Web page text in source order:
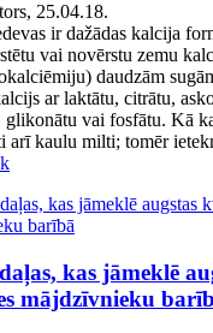
25.04.18.
ir dažādas kalcija
vai novērstu zemu
daudzām
ar laktātu, citrātu,
glikonātu vai fosfātu. Kā
arī kaulu milti; tomēr
kas jāmeklē
mājdzīvnieku